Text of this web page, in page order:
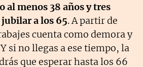
al menos 38 años y tres
jubilar a los 65. A partir de
cuenta como demora y
si no llegas a ese tiempo, la
que esperar hasta los 66